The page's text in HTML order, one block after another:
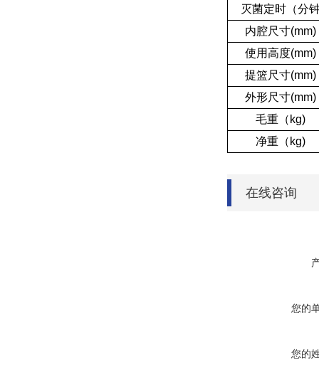
灭菌定时（分
内腔尺寸(mm)
使用高度(mm)
提篮尺寸(mm)
外形尺寸(mm)
毛重（kg)
净重（kg)
在线咨询
您的
您的